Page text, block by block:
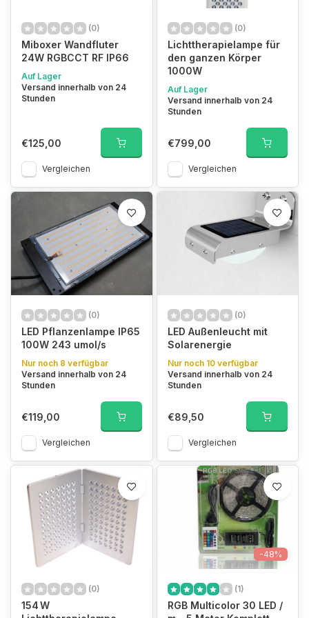
(0)
Miboxer Wandfluter
24W RGBCCT RF IP66
Auf Lager
Versand innerhalb von 24
Stunden
€125,00
Vergleichen
(0)
Lichttherapielampe für
den ganzen Körper
1000W
Auf Lager
Versand innerhalb von 24
Stunden
€799,00
Vergleichen
(0)
LED Pflanzenlampe IP65
100W 243 umol/s
Nur noch 8 verfügbar
Versand innerhalb von 24
Stunden
€119,00
Vergleichen
(0)
LED Außenleucht mit
Solarenergie
Nur noch 10 verfügbar
Versand innerhalb von 24
Stunden
€89,50
Vergleichen
(0)
154 W
-48%
(1)
RGB Multicolor 30 LED /